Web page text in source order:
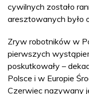
cywilnych zostało
aresztowanych było
Zryw robotników w
pierwszych
poskutkowały –
Polsce i w Europie
Czerwiec nazywany